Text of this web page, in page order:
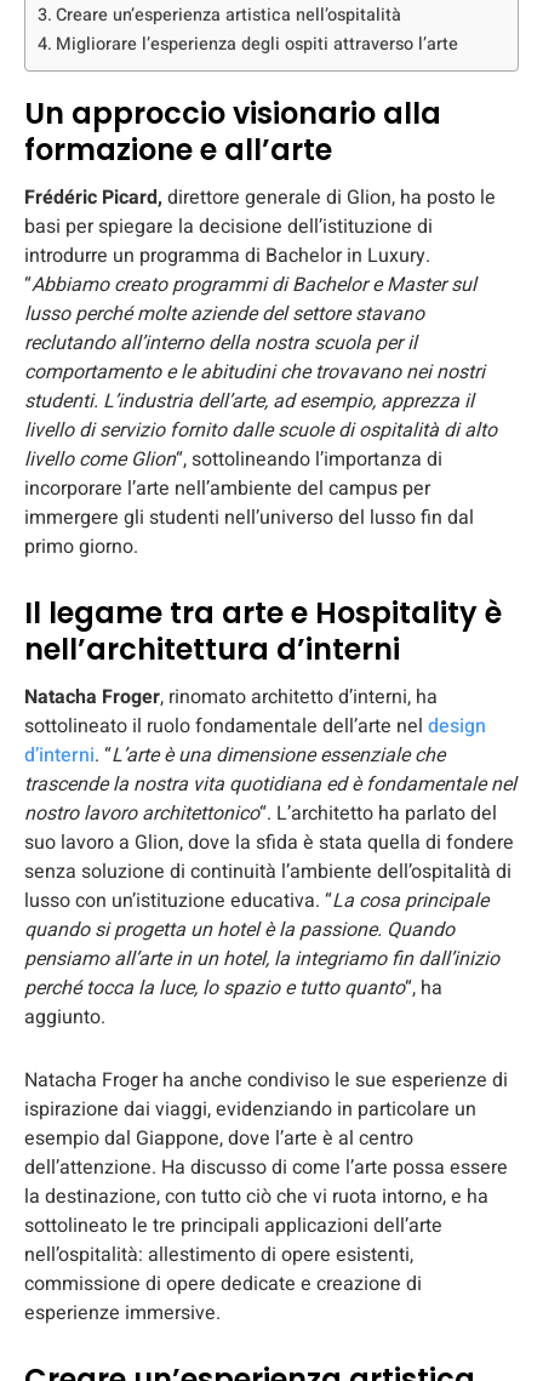
Creare un’esperienza artistica nell’ospitalità
Migliorare l’esperienza degli ospiti attraverso l’arte
Un approccio visionario alla
formazione e all’arte
Frédéric Picard, direttore generale di Glion, ha posto le
basi per spiegare la decisione dell’istituzione di
introdurre un programma di Bachelor in Luxury.
“Abbiamo creato programmi di Bachelor e Master sul
lusso perché molte aziende del settore stavano
reclutando all’interno della nostra scuola per il
comportamento e le abitudini che trovavano nei nostri
studenti. L’industria dell’arte, ad esempio, apprezza il
livello di servizio fornito dalle scuole di ospitalità di alto
livello come Glion“, sottolineando l’importanza di
incorporare l’arte nell’ambiente del campus per
immergere gli studenti nell’universo del lusso fin dal
primo giorno.
Il legame tra arte e Hospitality è
nell’architettura d’interni
Natacha Froger, rinomato architetto d’interni, ha
sottolineato il ruolo fondamentale dell’arte nel design
d’interni. “L’arte è una dimensione essenziale che
trascende la nostra vita quotidiana ed è fondamentale nel
nostro lavoro architettonico“. L’architetto ha parlato del
suo lavoro a Glion, dove la sfida è stata quella di fondere
senza soluzione di continuità l’ambiente dell’ospitalità di
lusso con un’istituzione educativa. “La cosa principale
quando si progetta un hotel è la passione. Quando
pensiamo all’arte in un hotel, la integriamo fin dall’inizio
perché tocca la luce, lo spazio e tutto quanto“, ha
aggiunto.
Natacha Froger ha anche condiviso le sue esperienze di
ispirazione dai viaggi, evidenziando in particolare un
esempio dal Giappone, dove l’arte è al centro
dell’attenzione. Ha discusso di come l’arte possa essere
la destinazione, con tutto ciò che vi ruota intorno, e ha
sottolineato le tre principali applicazioni dell’arte
nell’ospitalità: allestimento di opere esistenti,
commissione di opere dedicate e creazione di
esperienze immersive.